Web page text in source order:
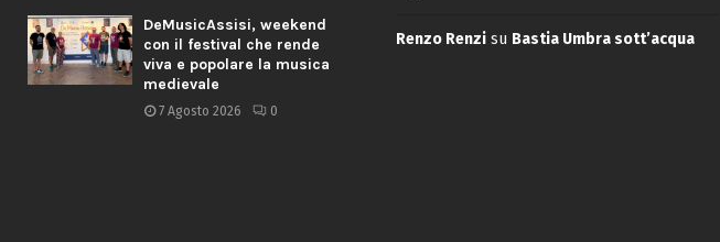
DeMusicAssisi, weekend
con il festival che rende
viva e popolare la musica
medievale
7 Agosto 2026 0
Renzo Renzisu Bastia Umbra sott’acqua